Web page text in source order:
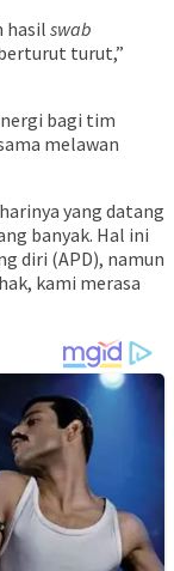
hasil swab
turut,”
bagi tim
melawan
yang datang
banyak. Hal ini
diri (APD), namun
kami merasa